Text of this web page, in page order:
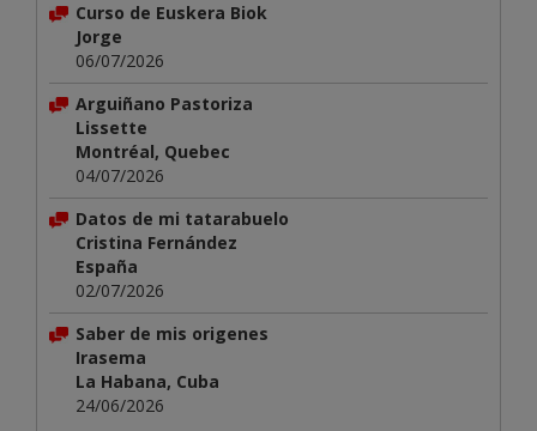
Curso de Euskera Biok
Jorge
06/07/2026
Arguiñano Pastoriza
Lissette
Montréal, Quebec
04/07/2026
Datos de mi tatarabuelo
Cristina Fernández
España
02/07/2026
Saber de mis origenes
Irasema
La Habana, Cuba
24/06/2026